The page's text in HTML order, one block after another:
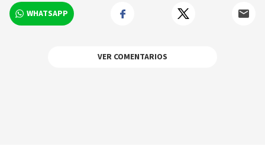
WHATSAPP
VER COMENTARIOS